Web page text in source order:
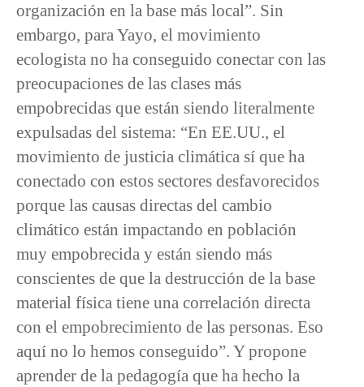
organización en la base más local”. Sin
embargo, para Yayo, el movimiento
ecologista no ha conseguido conectar con las
preocupaciones de las clases más
empobrecidas que están siendo literalmente
expulsadas del sistema: “En EE.UU., el
movimiento de justicia climática sí que ha
conectado con estos sectores desfavorecidos
porque las causas directas del cambio
climático están impactando en población
muy empobrecida y están siendo más
conscientes de que la destrucción de la base
material física tiene una correlación directa
con el empobrecimiento de las personas. Eso
aquí no lo hemos conseguido”. Y propone
aprender de la pedagogía que ha hecho la